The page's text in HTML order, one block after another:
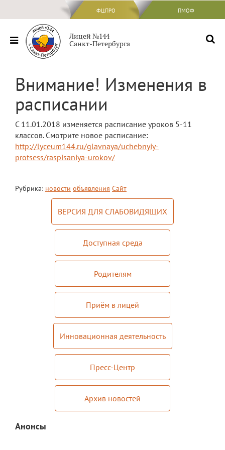
ФЦПРО ПМОФ
ФЦПРО
Сведения об ОО
Основные сведения
образовательной организацией
Образование
Образовательные стандарты и
требования
Руководство
Педагогический состав
Материально-техническое обеспечение
и оснащенность образовательного
процесса. Доступная среда
Платные образовательные услуги
Финансово-хозяйственная деятельность
Вакантные места для приема (перевода)
Стипендия и меры поддержки
Международное сотрудничество
Организация питания в лицее
Лицей №144
Санкт-Петербурга
Внимание! Изменения в
расписании
С 11.01.2018 изменяется расписание уроков 5-11
классов. Смотрите новое расписание:
http://lyceum144.ru/glavnaya/uchebnyiy-
protsess/raspisaniya-urokov/
Рубрика: новости объявления Сайт
ВЕРСИЯ ДЛЯ СЛАБОВИДЯЩИХ
Доступная среда
Родителям
Приём в лицей
Инновационная деятельность
Пресс-Центр
Архив новостей
Анонсы